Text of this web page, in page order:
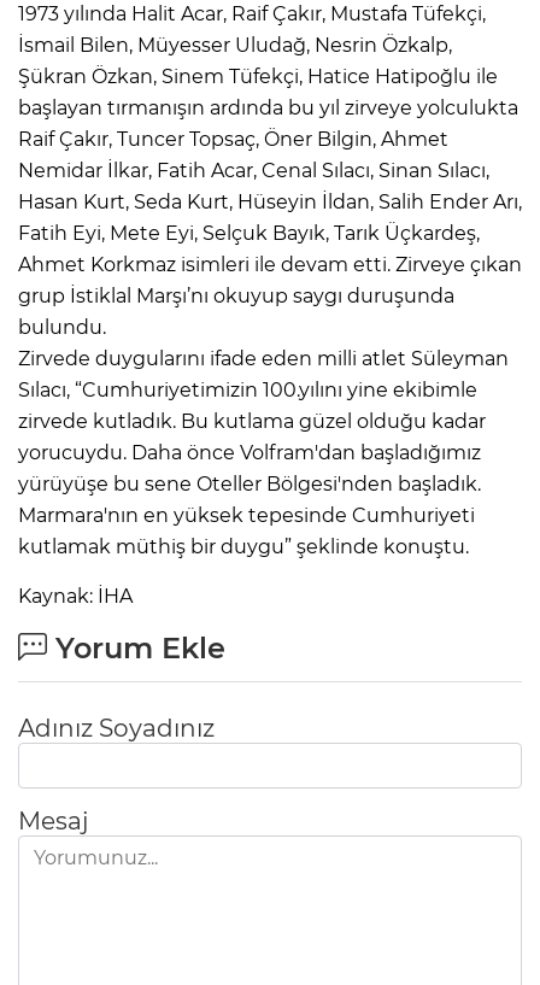
1973 yılında Halit Acar, Raif Çakır, Mustafa Tüfekçi,
İsmail Bilen, Müyesser Uludağ, Nesrin Özkalp,
Şükran Özkan, Sinem Tüfekçi, Hatice Hatipoğlu ile
başlayan tırmanışın ardında bu yıl zirveye yolculukta
Raif Çakır, Tuncer Topsaç, Öner Bilgin, Ahmet
Nemidar İlkar, Fatih Acar, Cenal Sılacı, Sinan Sılacı,
Hasan Kurt, Seda Kurt, Hüseyin İldan, Salih Ender Arı,
Fatih Eyi, Mete Eyi, Selçuk Bayık, Tarık Üçkardeş,
Ahmet Korkmaz isimleri ile devam etti. Zirveye çıkan
grup İstiklal Marşı’nı okuyup saygı duruşunda
bulundu.
Zirvede duygularını ifade eden milli atlet Süleyman
Sılacı, “Cumhuriyetimizin 100.yılını yine ekibimle
zirvede kutladık. Bu kutlama güzel olduğu kadar
yorucuydu. Daha önce Volfram'dan başladığımız
yürüyüşe bu sene Oteller Bölgesi'nden başladık.
Marmara'nın en yüksek tepesinde Cumhuriyeti
kutlamak müthiş bir duygu” şeklinde konuştu.
Kaynak: İHA
Yorum Ekle
Adınız Soyadınız
Mesaj